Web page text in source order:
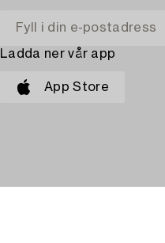
Ladda ner vår app
App Store